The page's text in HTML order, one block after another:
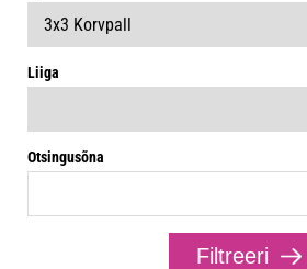
Liiga
Otsingusõna